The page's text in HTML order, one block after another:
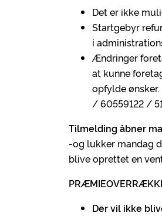
Det er ikke
Startgebyr
i
Ændringer
at kunne
opfylde
/ 60559122 /
Tilmelding åbner
-og lukker mandag
blive oprettet en
Der vil ikke